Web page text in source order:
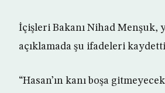
İçişleri Bakanı Nihad Menşuk,
açıklamada şu ifadeleri
“Hasan’ın kanı boşa